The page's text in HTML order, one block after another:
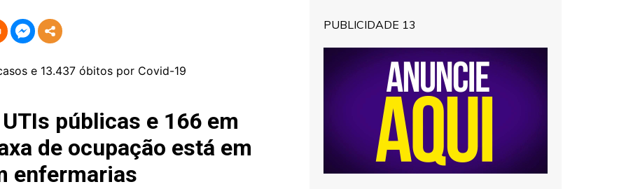
e 13.437 óbitos por Covid-19
públicas e 166 em
de ocupação está em
enfermarias
PUBLICIDADE 13